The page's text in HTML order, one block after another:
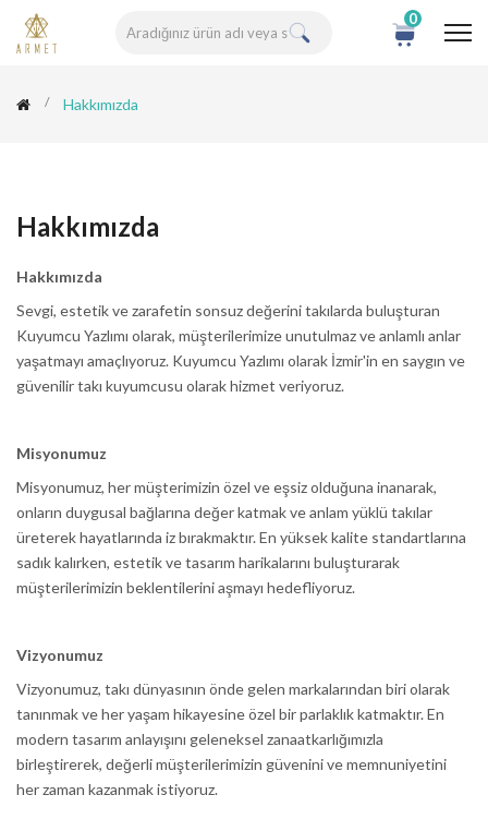
0
Hakkımızda
Hakkımızda
Hakkımızda
Sevgi, estetik ve zarafetin sonsuz değerini takılarda buluşturan
Kuyumcu Yazlımı olarak, müşterilerimize unutulmaz ve anlamlı anlar
yaşatmayı amaçlıyoruz. Kuyumcu Yazlımı olarak İzmir'in en saygın ve
güvenilir takı kuyumcusu olarak hizmet veriyoruz.
Misyonumuz
Misyonumuz, her müşterimizin özel ve eşsiz olduğuna inanarak,
onların duygusal bağlarına değer katmak ve anlam yüklü takılar
üreterek hayatlarında iz bırakmaktır. En yüksek kalite standartlarına
sadık kalırken, estetik ve tasarım harikalarını buluşturarak
müşterilerimizin beklentilerini aşmayı hedefliyoruz.
Vizyonumuz
Vizyonumuz, takı dünyasının önde gelen markalarından biri olarak
tanınmak ve her yaşam hikayesine özel bir parlaklık katmaktır. En
modern tasarım anlayışını geleneksel zanaatkarlığımızla
birleştirerek, değerli müşterilerimizin güvenini ve memnuniyetini
her zaman kazanmak istiyoruz.